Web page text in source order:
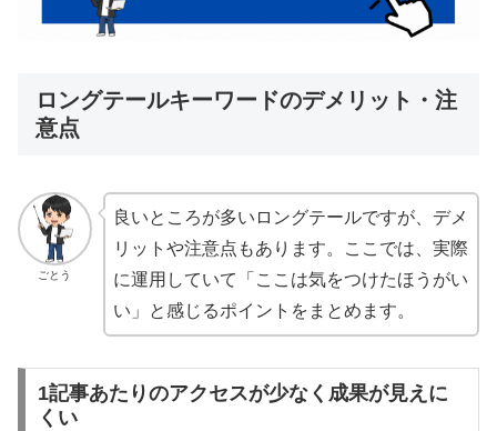
ロングテールキーワードのデメリット・注
意点
ごとう
良いところが多いロングテールですが、デメ
リットや注意点もあります。ここでは、実際
に運用していて「ここは気をつけたほうがい
い」と感じるポイントをまとめます。
1記事あたりのアクセスが少なく成果が見えに
くい